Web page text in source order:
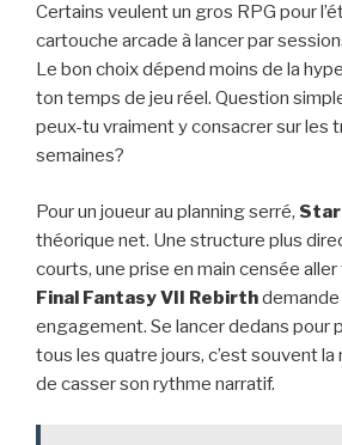
Certains veulent un gros RPG pour
cartouche arcade à lancer par
Le bon choix dépend moins de la
ton temps de jeu réel. Question
peux-tu vraiment y consacrer sur les
semaines?
Pour un joueur au planning serré, Star
théorique net. Une structure plus
courts, une prise en main censée aller
Final Fantasy VII Rebirthdemande
engagement. Se lancer dedans pour
tous les quatre jours, c’est souvent la
de casser son rythme narratif.